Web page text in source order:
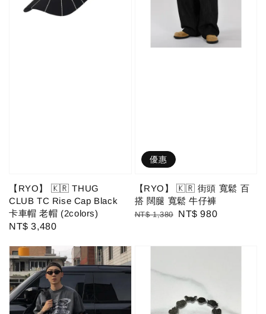
【RYO】 🇰🇷 THUG
CLUB TC Rise Cap Black
卡車帽 老帽 (2colors)
Regular
NT$ 3,480
優惠
【RYO】 🇰🇷 街頭 寬鬆 百
搭 闊腿 寬鬆 牛仔褲
Regular
NT$ 1,380
Sale
NT$ 980